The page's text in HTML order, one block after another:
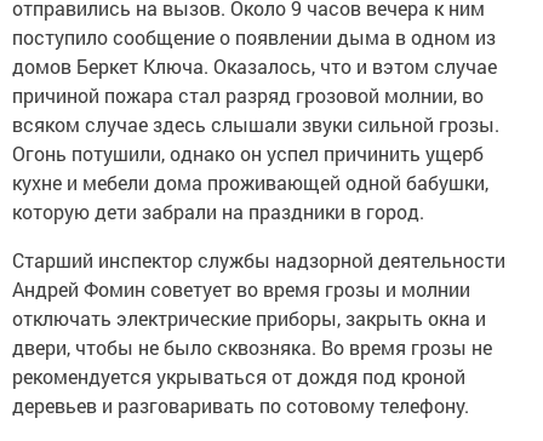
отправились на вызов. Около 9 часов вечера к ним
поступило сообщение о появлении дыма в одном из
домов Беркет Ключа. Оказалось, что и вэтом случае
причиной пожара стал разряд грозовой молнии, во
всяком случае здесь слышали звуки сильной грозы.
Огонь потушили, однако он успел причинить ущерб
кухне и мебели дома проживающей одной бабушки,
которую дети забрали на праздники в город.
Старший инспектор службы надзорной деятельности
Андрей Фомин советует во время грозы и молнии
отключать электрические приборы, закрыть окна и
двери, чтобы не было сквозняка. Во время грозы не
рекомендуется укрываться от дождя под кроной
деревьев и разговаривать по сотовому телефону.